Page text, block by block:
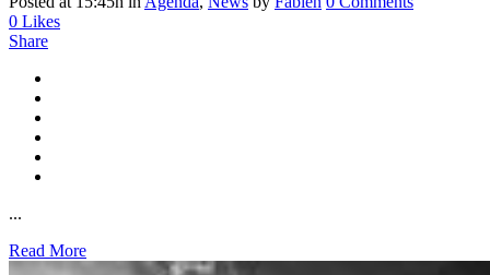
0 Likes
Share
...
Read More